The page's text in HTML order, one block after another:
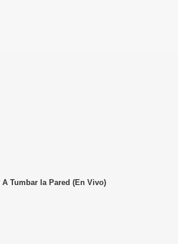
A Tumbar la Pared (En Vivo)